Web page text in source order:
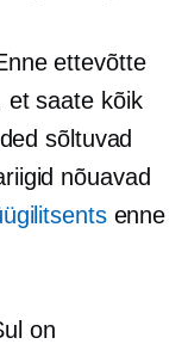
ettevõtte
et saate kõik
sõltuvad
nõuavad
enne
on